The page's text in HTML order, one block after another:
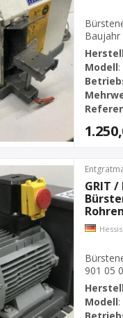
3000 U/
Modell:
GRIT /
901 05
U/
Modell: